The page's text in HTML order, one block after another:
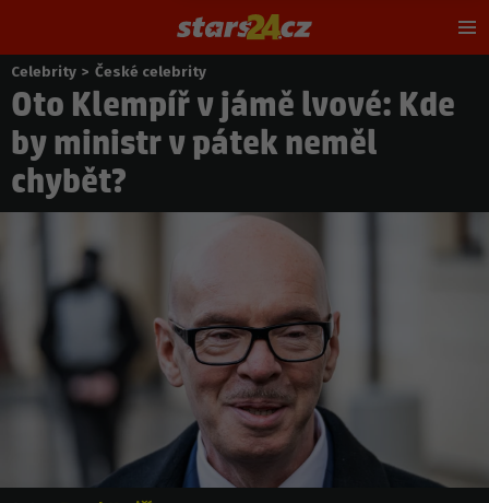
Nacházíte
se
zde:
Celebrity > České celebrity
Oto Klempíř v jámě lvové: Kde
by ministr v pátek neměl
chybět?